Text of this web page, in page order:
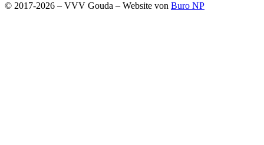
© 2017-2026 – VVV Gouda – Website von Buro NP